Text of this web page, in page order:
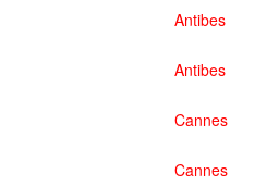
Antibes
Antibes
Cannes
Cannes